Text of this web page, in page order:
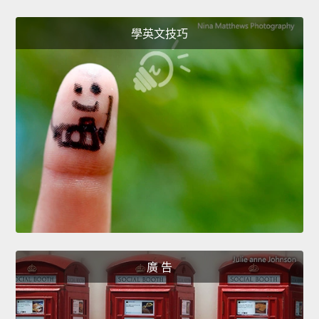
學英文技巧
廣 告